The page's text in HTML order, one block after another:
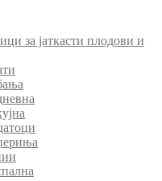
за јаткасти плодови и